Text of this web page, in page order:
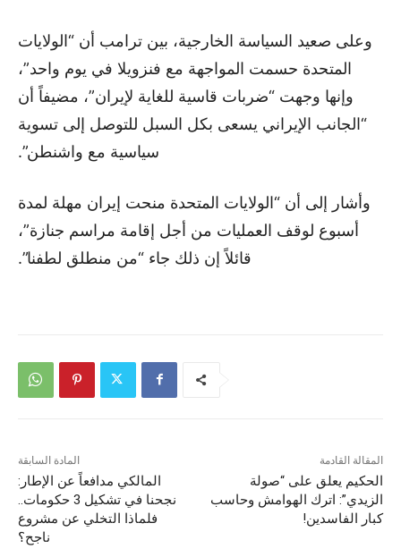
وعلى صعيد السياسة الخارجية، بين ترامب أن “الولايات
المتحدة حسمت المواجهة مع فنزويلا في يوم واحد”،
وإنها وجهت “ضربات قاسية للغاية لإيران”، مضيفاً أن
“الجانب الإيراني يسعى بكل السبل للتوصل إلى تسوية
سياسية مع واشنطن”.
وأشار إلى أن “الولايات المتحدة منحت إيران مهلة لمدة
أسبوع لوقف العمليات من أجل إقامة مراسم جنازة”،
قائلاً إن ذلك جاء “من منطلق لطفنا”.
المادة السابقة
المالكي مدافعاً عن الإطار:
نجحنا في تشكيل 3 حكومات..
فلماذا التخلي عن مشروع
ناجح؟
المقالة القادمة
الحكيم يعلق على “صولة
الزيدي”: اترك الهوامش وحاسب
كبار الفاسدين!